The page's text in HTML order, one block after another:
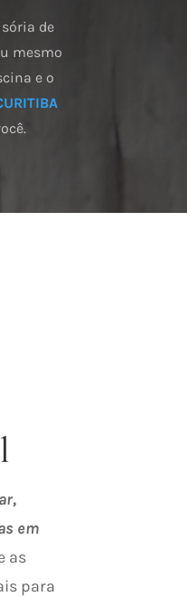
de
mesmo
e o
em
as
para